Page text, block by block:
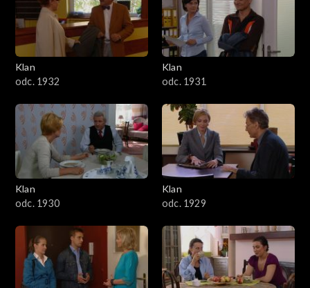
Klan
odc. 1932
Klan
odc. 1931
Klan
odc. 1930
Klan
odc. 1929